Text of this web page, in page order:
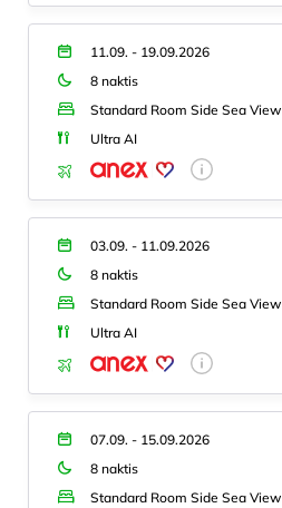
11.09. - 19.09.2026
8 naktis
Standard Room Side Sea View
Ultra AI
03.09. - 11.09.2026
8 naktis
Standard Room Side Sea View
Ultra AI
07.09. - 15.09.2026
8 naktis
Standard Room Side Sea View